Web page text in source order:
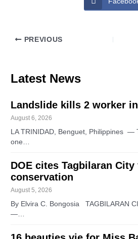
PREVIOUS
Latest News
Landslide kills 2 worker
August 6, 2026
LA TRINIDAD, Benguet, Philippines —
one…
DOE cites Tagbilaran City
conservation
August 5, 2026
By Elvira C. Bongosia TAGBILARAN
—…